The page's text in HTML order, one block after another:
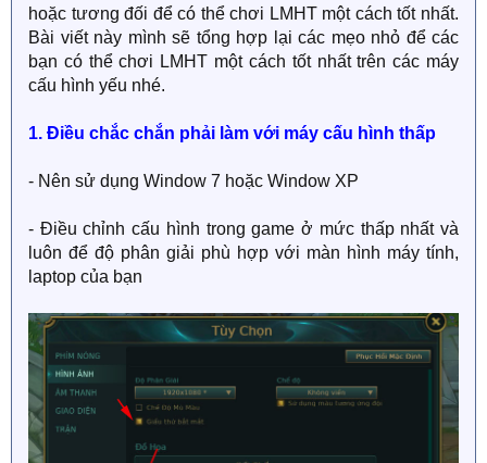
hoặc tương đối để có thể chơi LMHT một cách tốt nhất.
Bài viết này mình sẽ tổng hợp lại các mẹo nhỏ để các
bạn có thể chơi LMHT một cách tốt nhất trên các máy
cấu hình yếu nhé.
1. Điều chắc chắn phải làm với máy cấu hình thấp
- Nên sử dụng Window 7 hoặc Window XP
- Điều chỉnh cấu hình trong game ở mức thấp nhất và
luôn để độ phân giải phù hợp với màn hình máy tính,
laptop của bạn